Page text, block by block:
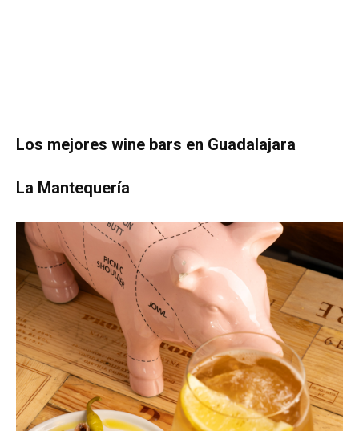
Los mejores wine bars en Guadalajara
La Mantequería